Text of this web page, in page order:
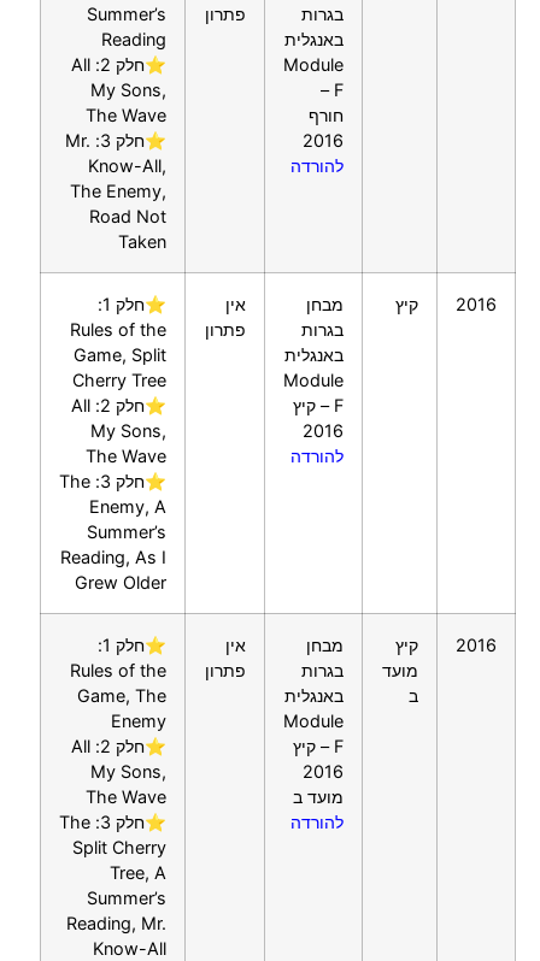
בגרות
באנגלית
Module
F –
חורף
2016
להורדה
פתרון
Summer’s
Reading
⭐חלק 2: All
My Sons,
The Wave
⭐חלק 3: Mr.
Know-All,
The Enemy,
Road Not
Taken
2016 קיץ
מבחן
בגרות
באנגלית
Module
F – קיץ
2016
להורדה
אין
פתרון
⭐חלק 1:
Rules of the
Game, Split
Cherry Tree
⭐חלק 2: All
My Sons,
The Wave
⭐חלק 3: The
Enemy, A
Summer’s
Reading, As I
Grew Older
2016
קיץ
מועד
ב
מבחן
בגרות
באנגלית
Module
F – קיץ
2016
מועד ב
להורדה
אין
פתרון
⭐חלק 1:
Rules of the
Game, The
Enemy
⭐חלק 2: All
My Sons,
The Wave
⭐חלק 3: The
Split Cherry
Tree, A
Summer’s
Reading, Mr.
Know-All